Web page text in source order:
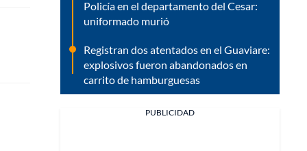
Policía en el departamento del Cesar:
uniformado murió
Registran dos atentados en el Guaviare:
explosivos fueron abandonados en
carrito de hamburguesas
PUBLICIDAD